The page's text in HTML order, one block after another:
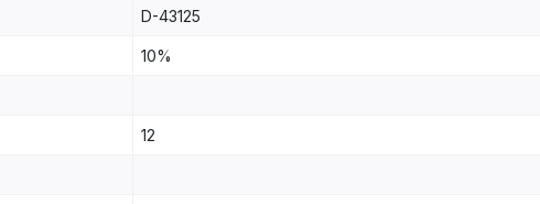
D-43125
10%
12